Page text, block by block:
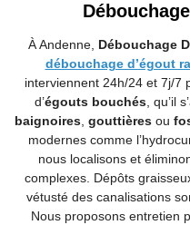
À Andenne, Débouchage
débouchage d’égout
interviennent 24h/24 et 7j/7
d’égouts bouchés, qu’il
baignoires, gouttières ou
modernes comme
nous localisons et
complexes. Dépôts
vétusté des canalisations
Nous proposons entretien